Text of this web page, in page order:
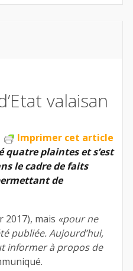
valaisan
Imprimer cet article
quatre plaintes et s’est
le cadre de faits
de
2017), mais «pour ne
publiée. Aujourd’hui,
informer à propos de